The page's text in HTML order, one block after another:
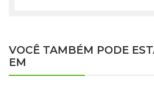
VOCÊ TAMBÉM PODE
EM